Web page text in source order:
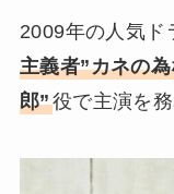
2009年の人気ド
主義者”カネの
郎”役で主演を務